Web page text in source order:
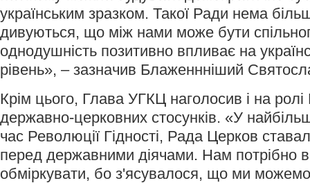
українським зразком. Такої Ради нема
дивуються, що між нами може бути
однодушність позитивно впливає на
рівень», – зазначив Блаженнніший
Крім цього, Глава УГКЦ наголосив і на
державно-церковних стосунків. «У
час Революції Гідності, Рада Церков
перед державними діячами. Нам потрібно
обміркувати, бо з'ясувалося, що ми